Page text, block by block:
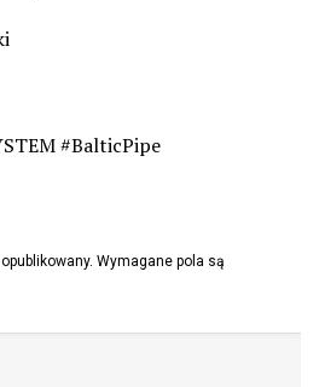
#BalticPipe
Wymagane pola są